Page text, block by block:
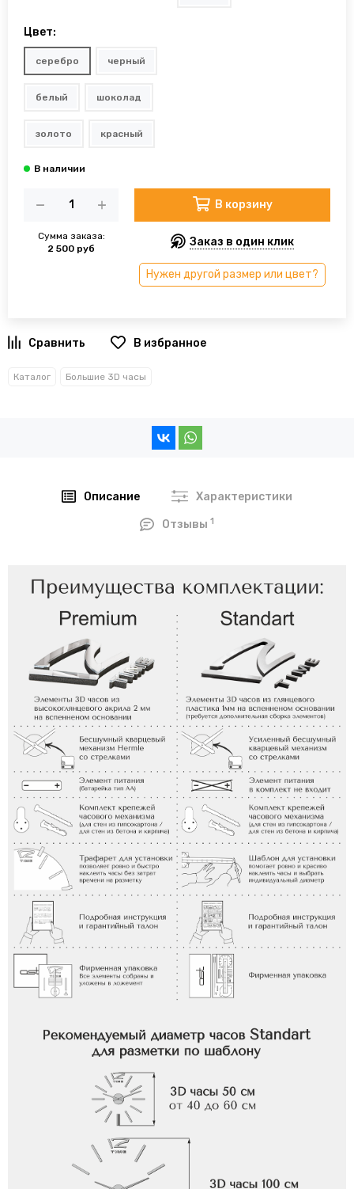
Цвет:
серебро черный
белый шоколад
золото красный
Сумма заказа:
2 500 руб
В корзину
Заказ в один клик
Нужен другой размер или цвет?
В избранное
Каталог Большие 3D часы
Описание Характеристики
Отзывы 1